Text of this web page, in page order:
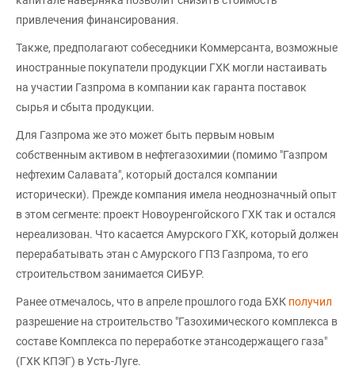
привлечения финансирования.
Также, предполагают собеседники Коммерсанта, возможные
иностранные покупатели продукции ГХК могли настаивать
на участии Газпрома в компании как гаранта поставок
сырья и сбыта продукции.
Для Газпрома же это может быть первым новым
собственным активом в нефтегазохимии (помимо "Газпром
нефтехим Салавата", который достался компании
исторически). Прежде компания имела неоднозначный опыт
в этом сегменте: проект Новоуренгойского ГХК так и остался
нереализован. Что касается Амурского ГХК, который должен
перерабатывать этан с Амурского ГПЗ Газпрома, то его
строительством занимается СИБУР.
Ранее отмечалось, что в апреле прошлого года БХК получил
разрешение на строительство "Газохимического комплекса в
составе Комплекса по переработке этансодержащего газа"
(ГХК КПЭГ) в Усть-Луге.